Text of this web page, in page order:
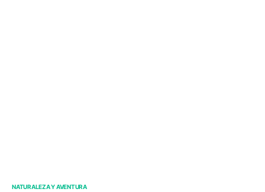
NATURALEZA Y AVENTURA